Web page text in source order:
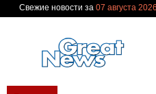
Свежие новости за 07 августа